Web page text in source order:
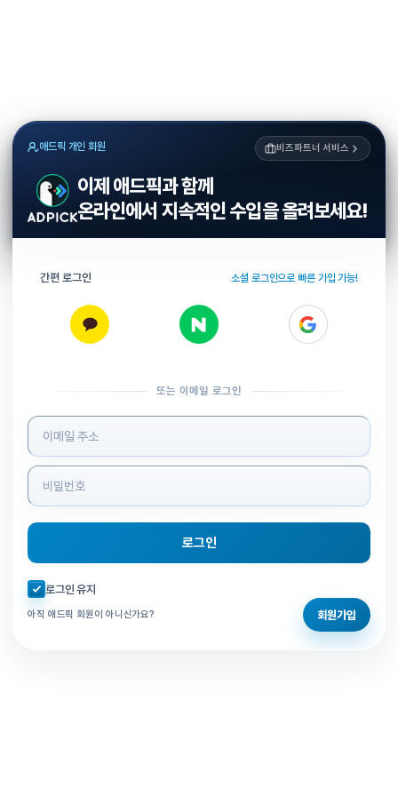
애드픽 개인 회원 비즈파트너 서비스
이제 애드픽과 함께
온라인에서 지속적인 수입을 올려보세요!
간편 로그인 소셜 로그인으로 빠른 가입 가능!
또는 이메일 로그인
로그인 정보 입력
로그인
자동로그인 체크
로그인 유지
아직 애드픽 회원이 아니신가요? 회원가입